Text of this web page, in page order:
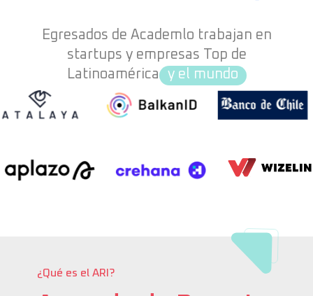
Egresados de Academlo trabajan en
startups y empresas Top de
Latinoamérica
y el mundo
¿Qué es el ARI?